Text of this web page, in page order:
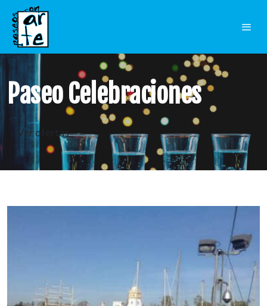
Paseo Celebraciones
Ver ofertas